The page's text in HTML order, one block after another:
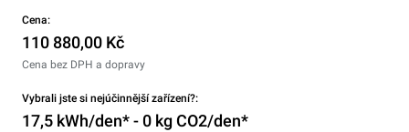
Cena:
110 880,00 Kč
Cena bez DPH a dopravy
Vybrali jste si nejúčinnější zařízení?:
17,5 kWh/den* - 0 kg CO2/den*